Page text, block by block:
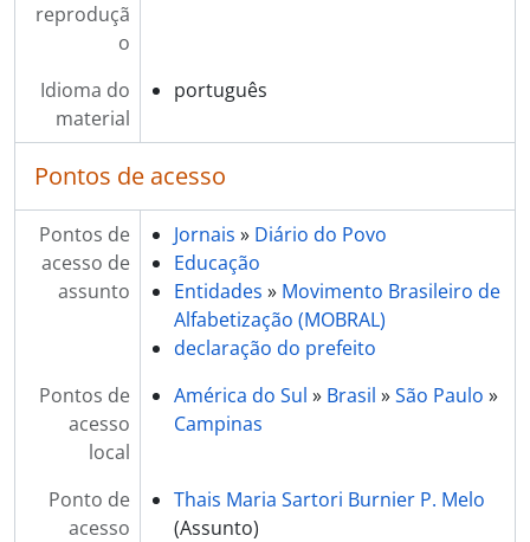
reproduçã
o
Idioma do
material
português
Pontos de acesso
Pontos de
acesso de
assunto
Jornais » Diário do Povo
Educação
Entidades » Movimento Brasileiro de
Alfabetização (MOBRAL)
declaração do prefeito
Pontos de
acesso
local
América do Sul » Brasil »São Paulo »
Campinas
Ponto de
acesso
Thais Maria Sartori Burnier P. Melo
(Assunto)